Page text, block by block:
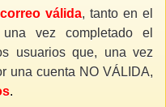
válida, tanto en el
vez completado el
usuarios que, una vez
una cuenta NO VÁLIDA,
.